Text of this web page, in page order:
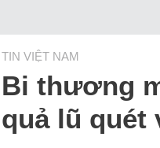
TIN VIỆT NAM
Bi thương
quả lũ quét